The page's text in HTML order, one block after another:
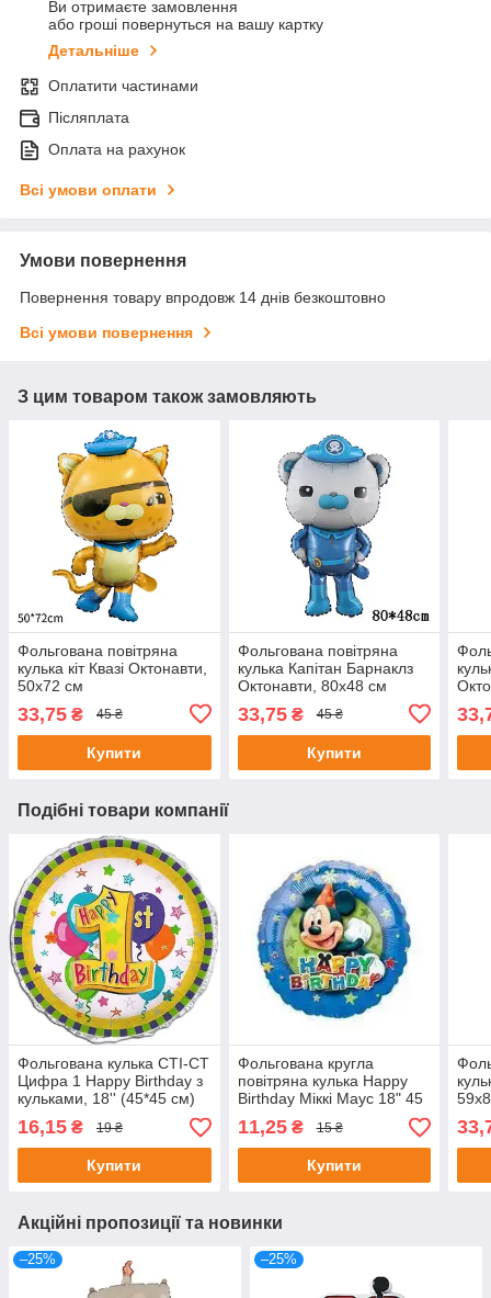
Ви отримаєте замовлення
або гроші повернуться на вашу картку
Детальніше
Оплатити частинами
Післяплата
Оплата на рахунок
Всі умови оплати
Умови повернення
Повернення товару впродовж 14 днів безкоштовно
Всі умови повернення
З цим товаром також замовляють
Фольгована повітряна
кулька кіт Квазі Октонавти,
50х72 см
33,75 ₴ 45 ₴
Купити
Фольгована повітряна
кулька Капітан Барнаклз
Октонавти, 80х48 см
33,75₴ 45 ₴
Купити
Подібні товари компанії
Фольгована кулька CTI-CT
Цифра 1 Happy Birthday з
кульками, 18'' (45*45 см)
16,15 ₴ 19 ₴
Купити
Фольгована кругла
повітряна кулька Happy
Birthday Міккі Маус 18" 45
см
11,25₴ 15 ₴
Купити
Акційні пропозиції та новинки
–25% –25%